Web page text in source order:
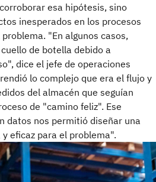
esa hipótesis, sino
inesperados en los procesos
"En algunos casos,
de botella debido a
dice el jefe de operaciones
lo complejo que era el flujo y
del almacén que seguían
de "camino feliz". Ese
datos nos permitió diseñar una
eficaz para el problema".